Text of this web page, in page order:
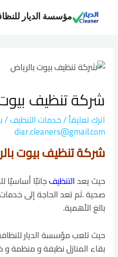
مؤسسة الديار
شركة تنظيف
اترك تعليقاً/خدمات التنظيف/
diar.cleaners@gmail.com
شركة تنظيف بيوت بالرياض
حيث يعدالتنظيفجانبًا
صحية .ثم تعد الحاجة إلى خدمات
بالغ الأهمية.
حيث تلعب مؤسسة الديار
بقاء المنازل نظيفة و منظمة و